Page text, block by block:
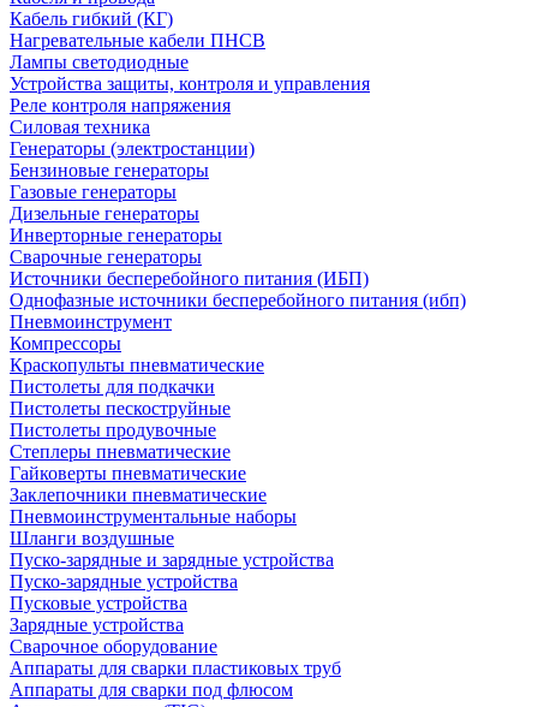
Кабель гибкий (КГ)
Нагревательные кабели ПНСВ
Лампы светодиодные
Устройства защиты, контроля и управления
Реле контроля напряжения
Силовая техника
Генераторы (электростанции)
Бензиновые генераторы
Газовые генераторы
Дизельные генераторы
Инверторные генераторы
Сварочные генераторы
Источники бесперебойного питания (ИБП)
Однофазные источники бесперебойного питания (ибп)
Пневмоинструмент
Компрессоры
Краскопульты пневматические
Пистолеты для подкачки
Пистолеты пескоструйные
Пистолеты продувочные
Степлеры пневматические
Гайковерты пневматические
Заклепочники пневматические
Пневмоинструментальные наборы
Шланги воздушные
Пуско-зарядные и зарядные устройства
Пуско-зарядные устройства
Пусковые устройства
Зарядные устройства
Сварочное оборудование
Аппараты для сварки пластиковых труб
Аппараты для сварки под флюсом